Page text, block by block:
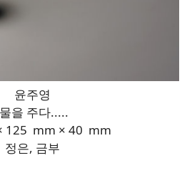
윤주영
물을 주다.....
125 mm × 40 mm
정은, 금부